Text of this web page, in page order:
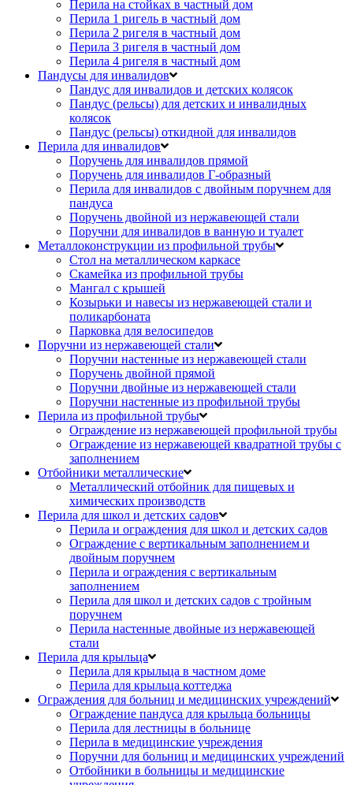
Перила на стойках в частный дом
Перила 1 ригель в частный дом
Перила 2 ригеля в частный дом
Перила 3 ригеля в частный дом
Перила 4 ригеля в частный дом
Пандусы для инвалидов
Пандус для инвалидов и детских колясок
Пандус (рельсы) для детских и инвалидных
колясок
Пандус (рельсы) откидной для инвалидов
Перила для инвалидов
Поручень для инвалидов прямой
Поручень для инвалидов Г-образный
Перила для инвалидов с двойным поручнем для
пандуса
Поручень двойной из нержавеющей стали
Поручни для инвалидов в ванную и туалет
Металлоконструкции из профильной трубы
Стол на металлическом каркасе
Скамейка из профильной трубы
Мангал с крышей
Козырьки и навесы из нержавеющей стали и
поликарбоната
Парковка для велосипедов
Поручни из нержавеющей стали
Поручни настенные из нержавеющей стали
Поручень двойной прямой
Поручни двойные из нержавеющей стали
Поручни настенные из профильной трубы
Перила из профильной трубы
Ограждение из нержавеющей профильной трубы
Ограждение из нержавеющей квадратной трубы с
заполнением
Отбойники металлические
Металлический отбойник для пищевых и
химических производств
Перила для школ и детских садов
Перила и ограждения для школ и детских садов
Ограждение с вертикальным заполнением и
двойным поручнем
Перила и ограждения с вертикальным
заполнением
Перила для школ и детских садов с тройным
поручнем
Перила настенные двойные из нержавеющей
стали
Перила для крыльца
Перила для крыльца в частном доме
Перила для крыльца коттеджа
Ограждения для больниц и медицинских учреждений
Ограждение пандуса для крыльца больницы
Перила для лестницы в больнице
Перила в медицинские учреждения
Поручни для больниц и медицинских учреждений
Отбойники в больницы и медицинские